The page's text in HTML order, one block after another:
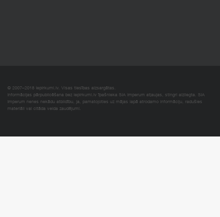
© 2007–2018 Iepirkumi.lv. Visas tiesības aizsargātas.
Informācijas pārpublicēšana bez iepirkumi.lv īpašnieka SIA Imperum atļaujas, stingri aizliegta. SIA
Imperum nenes nekādu atbildību, ja, pamatojoties uz mājas lapā atrodamo informāciju, radušies
materiāli vai citāda veida zaudējumi.